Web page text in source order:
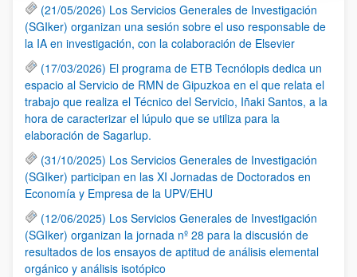
(21/05/2026) Los Servicios Generales de Investigación
(SGIker) organizan una sesión sobre el uso responsable de
la IA en investigación, con la colaboración de Elsevier
(17/03/2026) El programa de ETB Tecnólopis dedica un
espacio al Servicio de RMN de Gipuzkoa en el que relata el
trabajo que realiza el Técnico del Servicio, Iñaki Santos, a la
hora de caracterizar el lúpulo que se utiliza para la
elaboración de Sagarlup.
(31/10/2025) Los Servicios Generales de Investigación
(SGIker) participan en las XI Jornadas de Doctorados en
Economía y Empresa de la UPV/EHU
(12/06/2025) Los Servicios Generales de Investigación
(SGIker) organizan la jornada nº 28 para la discusión de
resultados de los ensayos de aptitud de análisis elemental
orgánico y análisis isotópico